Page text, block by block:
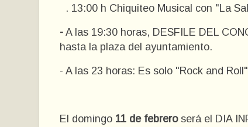
. 13:00 h Chiquiteo Musical con "La
- A las 19:30 horas, DESFILE DEL
hasta la plaza del ayuntamiento.
- A las 23 horas: Es solo "Rock and
El domingo 11 de febreroserá el DIA